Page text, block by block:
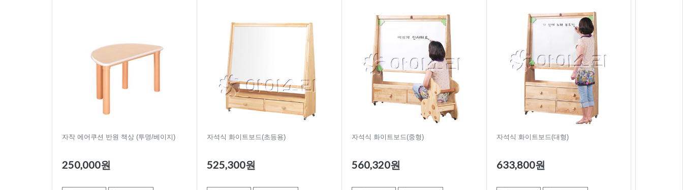
자작 에어쿠션 반원 책상 (투명/베이지)
250,000원
자석식 화이트보드(초등용)
525,300원
자석식 화이트보드(중형)
560,320원
자석식 화이트보드(대형)
633,800원